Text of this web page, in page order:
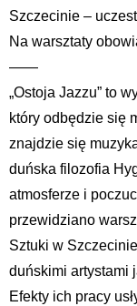
Szczecinie –
Na warsztaty
——
„Ostoja Jazzu” to
który odbędzie się
znajdzie się
duńska filozofia
atmosferze i
przewidziano
Sztuki w
duńskimi artystami
Efekty ich pracy